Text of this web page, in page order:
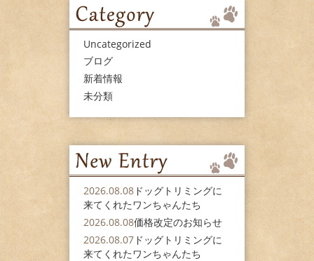
Uncategorized
ブログ
新着情報
未分類
2026.08.08 ドッグトリミングに
来てくれたワンちゃんたち
2026.08.08価格改定のお知らせ
2026.08.07 ドッグトリミングに
来てくれたワンちゃんたち